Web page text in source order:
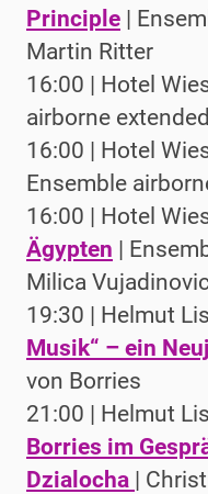
Principle |
Martin Ritter
16:00 | Hotel
airborne
16:00 | Hotel
Ensemble
16:00 | Hotel
Ägypten |
Milica
19:30 | Helmut
Musik“ – ein
von Borries
21:00 | Helmut
Borries im
Dzialocha |